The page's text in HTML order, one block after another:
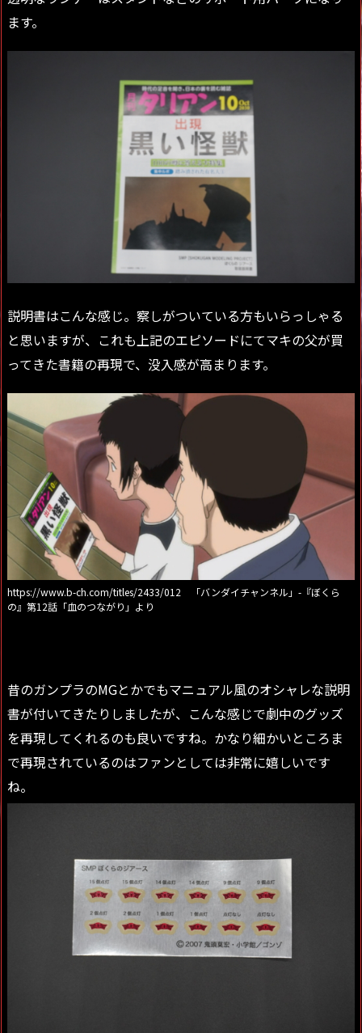
ます。
説明書はこんな感じ。察しがついている方もいらっしゃる
と思いますが、これも上記のエピソードにてマキの父が買
ってきた書籍の再現で、没入感が高まります。
https://www.b-ch.com/titles/2433/012 「バンダイチャンネル」-『ぼくら
の』第12話「血のつながり」より
昔のガンプラのMGとかでもマニュアル風のオシャレな説明
書が付いてきたりしましたが、こんな感じで劇中のグッズ
を再現してくれるのも良いですね。かなり細かいところま
で再現されているのはファンとしては非常に嬉しいです
ね。